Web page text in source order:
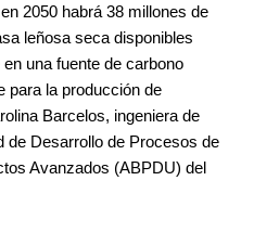
2050 habrá 38 millones de
leñosa seca disponibles
una fuente de carbono
para la producción de
Barcelos, ingeniera de
de Desarrollo de Procesos de
Avanzados (ABPDU) del